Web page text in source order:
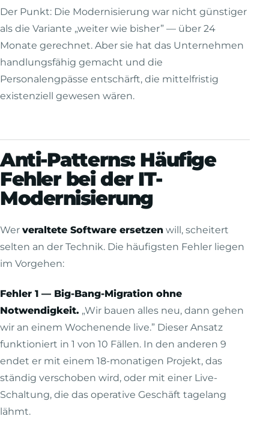
Der Punkt: Die Modernisierung war nicht günstiger
als die Variante „weiter wie bisher” — über 24
Monate gerechnet. Aber sie hat das Unternehmen
handlungsfähig gemacht und die
Personalengpässe entschärft, die mittelfristig
existenziell gewesen wären.
Anti-Patterns: Häufige
Fehler bei der IT-
Modernisierung
Wer veraltete Software ersetzen will, scheitert
selten an der Technik. Die häufigsten Fehler liegen
im Vorgehen:
Fehler 1 — Big-Bang-Migration ohne
Notwendigkeit. „Wir bauen alles neu, dann gehen
wir an einem Wochenende live.” Dieser Ansatz
funktioniert in 1 von 10 Fällen. In den anderen 9
endet er mit einem 18-monatigen Projekt, das
ständig verschoben wird, oder mit einer Live-
Schaltung, die das operative Geschäft tagelang
lähmt.